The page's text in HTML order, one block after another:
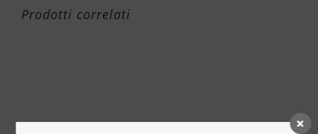
Prodotti correlati